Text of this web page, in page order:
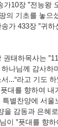
가10장 ”전능왕
의 기초를 놓으
송가 433장 ”귀하
권태하목사는
나님께 감사하
...“라고 기도
푯대를 향하여 내
별찬양에 서울
을 감동과 은혜
이 ”푯대를 향하